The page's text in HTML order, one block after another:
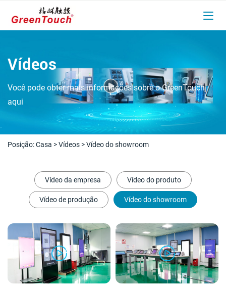
Vídeos
Você pode obter mais informações sobre o GreenTouch
aqui
Posição:Casa >Vídeos >Vídeo do showroom
Vídeo da empresa Vídeo do produto
Vídeo de produção Vídeo do showroom